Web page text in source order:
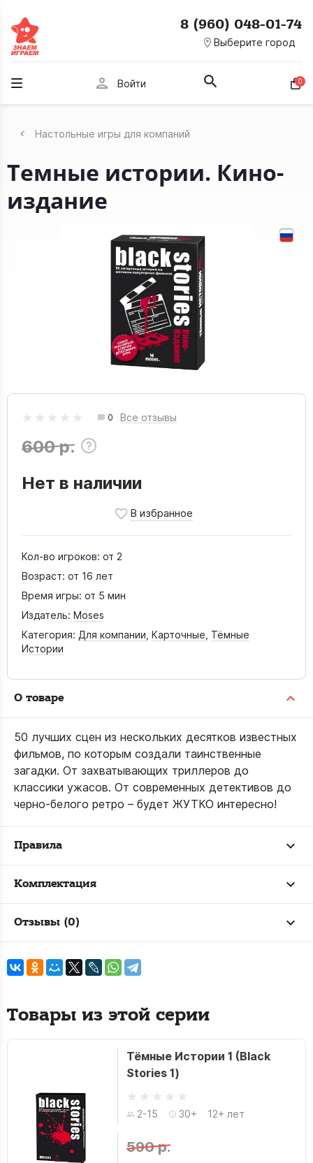
room Выберите город
8 (960) 048-01-74
person Войти 0
Настольные игры для компаний
Темные истории. Кино-
издание
0 Все отзывы
600 р.
Нет в наличии
Кол-во игроков: от 2
Возраст: от 16 лет
Время игры: от 5 мин
Издатель: Moses
Категория: Для компании Карточные Тёмные
Истории
О товаре
50 лучших сцен из нескольких десятков известных
фильмов, по которым создали таинственные
загадки. От захватывающих триллеров до
классики ужасов. От современных детективов до
черно-белого ретро – будет ЖУТКО интересно!
Правила
Комплектация
Отзывы (0)
Товары из этой серии
Тёмные Истории 1 (Black
Stories 1)
2-15 30+ 12+ лет
590 р.